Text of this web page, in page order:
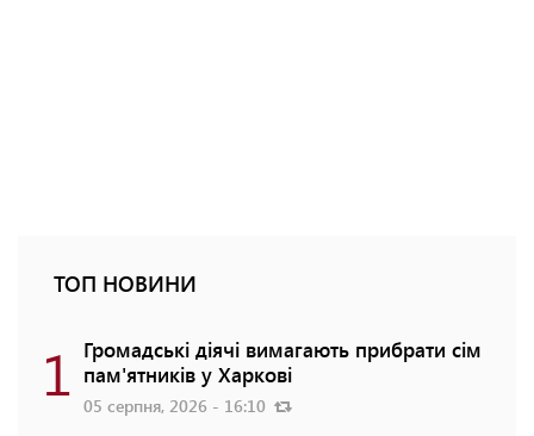
ТОП НОВИНИ
1 Громадські діячі вимагають прибрати сім
пам'ятників у Харкові
05 серпня, 2026 - 16:10